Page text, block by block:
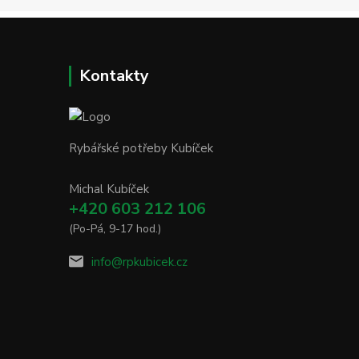
Kontakty
Rybářské potřeby Kubíček
Michal Kubíček
+420 603 212 106
(Po-Pá, 9-17 hod.)
info@rpkubicek.cz